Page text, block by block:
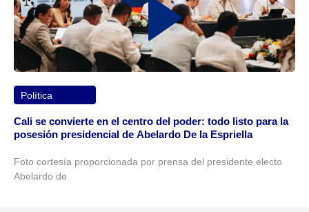
Política
Cali se convierte en el centro del poder: todo listo para la
posesión presidencial de Abelardo De la Espriella
Foto cortesía proporcionada por prensa del presidente electo
Abelardo de